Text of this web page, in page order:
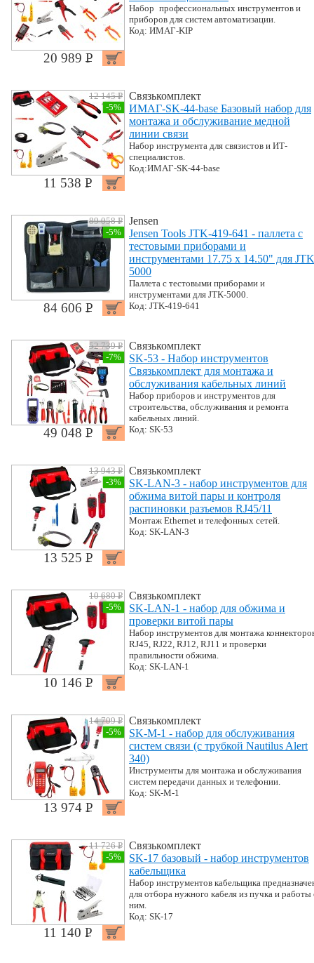
20 989 P УБ.
Набор профессиональных инструментов и
приборов для систем автоматизации.
Код: ИМАГ-KIP
12 145 PУБ.
-5%
11 538 P УБ.
Связькомплект
ИМАГ-SK-44-base Базовый набор для
монтажа и обслуживание медной
линии связи
Набор инструмента для связистов и ИТ-
специалистов.
Код:ИМАГ-SK-44-base
89 058 PУБ.
-5%
84 606 P УБ.
Jensen
Jensen Tools JTK-419-641 - паллета с
тестовыми приборами и
инструментами 17.75 x 14.50" для
5000
Паллета с тестовыми приборами и
инструментами для JTK-5000.
Код: JTK-419-641
52 739 PУБ.
-7%
49 048 P УБ.
Связькомплект
SK-53 - Набор инструментов
Связькомплект для монтажа и
обслуживания кабельных линий
Набор приборов и инструментов для
строительства, обслуживания и ремонта
кабельных линий.
Код: SK-53
13 943 PУБ.
-3%
13 525 P УБ.
Связькомплект
SK-LAN-3 - набор инструментов для
обжима витой пары и контроля
распиновки разъемов RJ45/11
Монтаж Ethernet и телефонных сетей.
Код: SK-LAN-3
10 680 PУБ.
-5%
10 146 P УБ.
Связькомплект
SK-LAN-1 - набор для обжима и
проверки витой пары
Набор инструментов для монтажа
RJ45, RJ22, RJ12, RJ11 и проверки
правильности обжима.
Код: SK-LAN-1
14 709 PУБ.
-5%
13 974 P УБ.
Связькомплект
SK-M-1 - набор для обслуживания
систем связи (с трубкой Nautilus Alert
340)
Инструменты для монтажа и обслуживания
систем передачи данных и телефонии.
Код: SK-M-1
11 726 PУБ.
-5%
11 140 P УБ.
Связькомплект
SK-17 базовый - набор инструментов
кабельщика
Набор инструментов кабельщика
для отбора нужного кабеля из пучка и работы
ним.
Код: SK-17